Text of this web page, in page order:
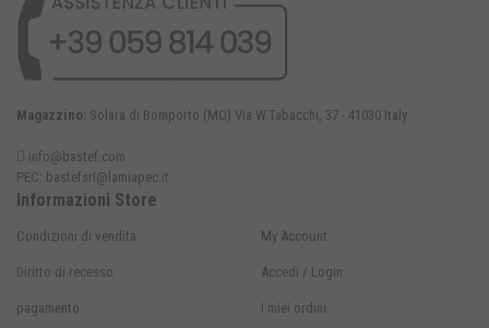
Magazzino: Solara di Bomporto (MO) Via W.Tabacchi, 37 - 41030 Italy
info@bastef.com
PEC: bastefsrl@lamiapec.it
Informazioni Store
Condizioni di vendita
Diritto di recesso
pagamento
My Account
Accedi / Login
I miei ordini